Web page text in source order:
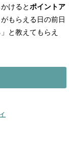
けるとポイントア
もらえる日の前日
と教えてもらえ